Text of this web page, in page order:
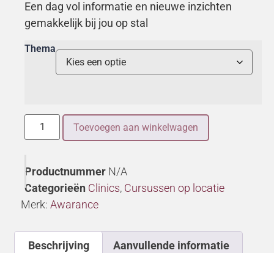
Een dag vol informatie en nieuwe inzichten
gemakkelijk bij jou op stal
Thema
Toevoegen aan winkelwagen
Productnummer N/A
Categorieën Clinics, Cursussen op locatie
Merk: Awarance
Beschrijving Aanvullende informatie